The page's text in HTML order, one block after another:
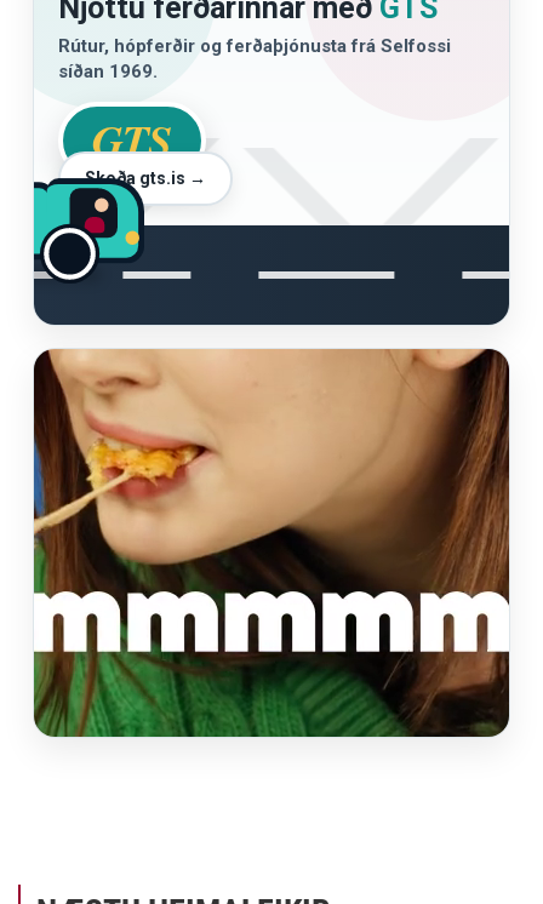
Njóttu ferðarinnar með GTS
Rútur, hópferðir og ferðaþjónusta frá Selfossi
síðan 1969.
GTS
Skoða gts.is →